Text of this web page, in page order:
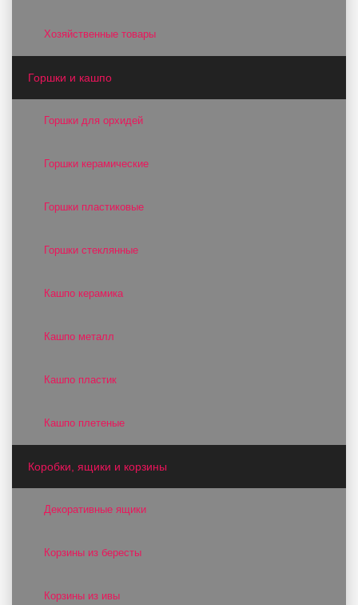
Хозяйственные товары
Горшки и кашпо
Горшки для орхидей
Горшки керамические
Горшки пластиковые
Горшки стеклянные
Кашпо керамика
Кашпо металл
Кашпо пластик
Кашпо плетеные
Коробки, ящики и корзины
Декоративные ящики
Корзины из бересты
Корзины из ивы